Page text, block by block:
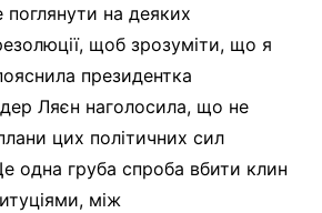
на деяких
резолюції, щоб зрозуміти, що я
президентка
Ляєн наголосила, що не
цих політичних сил
одна груба спроба вбити клин
між